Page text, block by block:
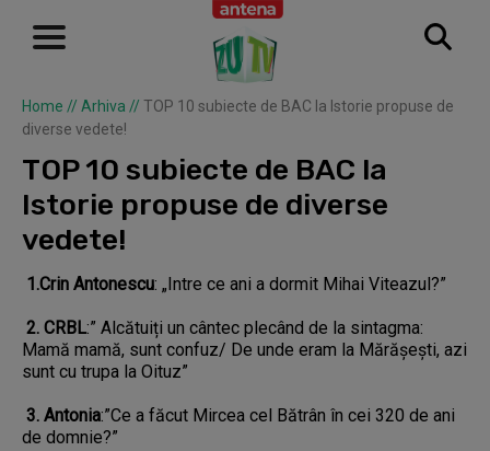
Home // Arhiva // TOP 10 subiecte de BAC la Istorie propuse de
diverse vedete!
TOP 10 subiecte de BAC la
Istorie propuse de diverse
vedete!
1.Crin Antonescu: „Intre ce ani a dormit Mihai Viteazul?”
2. CRBL:” Alcătuiți un cântec plecând de la sintagma:
Mamă mamă, sunt confuz/ De unde eram la Mărășești, azi
sunt cu trupa la Oituz”
3. Antonia:”Ce a făcut Mircea cel Bătrân în cei 320 de ani
de domnie?”